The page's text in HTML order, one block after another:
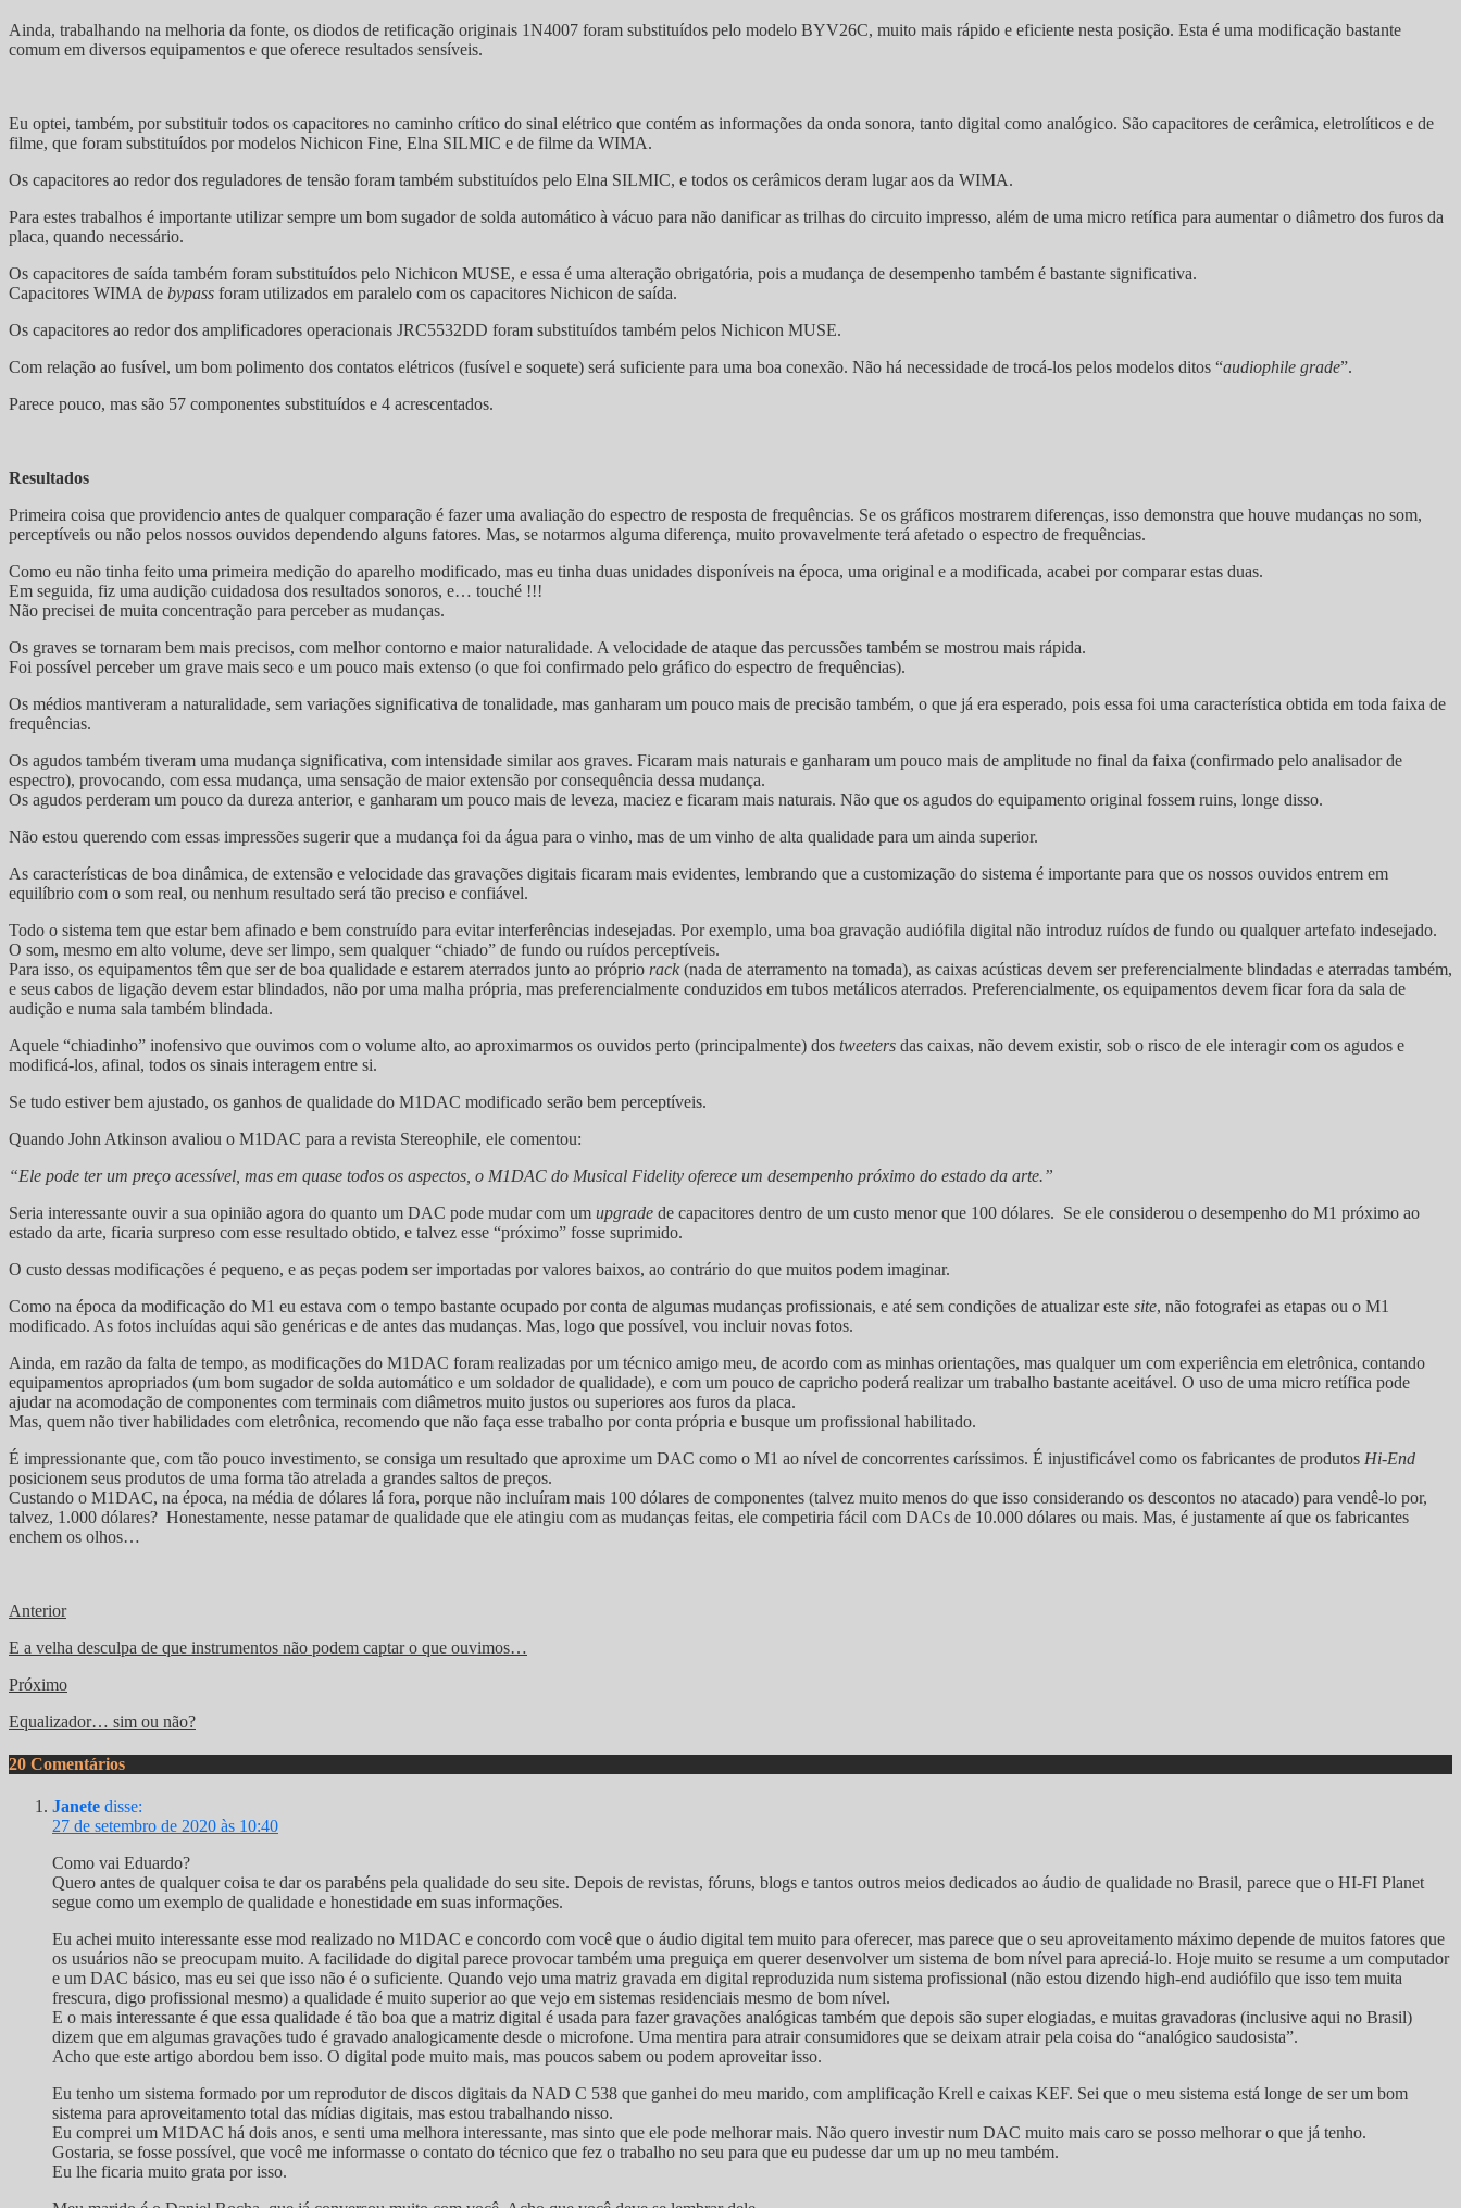
Ainda, trabalhando na melhoria da fonte, os diodos de retificação originais 1N4007 foram substituídos pelo modelo BYV26C, muito mais rápido e eficiente nesta posição. Esta é uma modificação bastante
comum em diversos equipamentos e que oferece resultados sensíveis.
Eu optei, também, por substituir todos os capacitores no caminho crítico do sinal elétrico que contém as informações da onda sonora, tanto digital como analógico. São capacitores de cerâmica, eletrolíticos e de
filme, que foram substituídos por modelos Nichicon Fine, Elna SILMIC e de filme da WIMA.
Os capacitores ao redor dos reguladores de tensão foram também substituídos pelo Elna SILMIC, e todos os cerâmicos deram lugar aos da WIMA.
Para estes trabalhos é importante utilizar sempre um bom sugador de solda automático à vácuo para não danificar as trilhas do circuito impresso, além de uma micro retífica para aumentar o diâmetro dos furos da
placa, quando necessário.
Os capacitores de saída também foram substituídos pelo Nichicon MUSE, e essa é uma alteração obrigatória, pois a mudança de desempenho também é bastante significativa.
Capacitores WIMA de bypass foram utilizados em paralelo com os capacitores Nichicon de saída.
Os capacitores ao redor dos amplificadores operacionais JRC5532DD foram substituídos também pelos Nichicon MUSE.
Com relação ao fusível, um bom polimento dos contatos elétricos (fusível e soquete) será suficiente para uma boa conexão. Não há necessidade de trocá-los pelos modelos ditos “audiophile grade”.
Parece pouco, mas são 57 componentes substituídos e 4 acrescentados.
Resultados
Primeira coisa que providencio antes de qualquer comparação é fazer uma avaliação do espectro de resposta de frequências. Se os gráficos mostrarem diferenças, isso demonstra que houve mudanças no som,
perceptíveis ou não pelos nossos ouvidos dependendo alguns fatores. Mas, se notarmos alguma diferença, muito provavelmente terá afetado o espectro de frequências.
Como eu não tinha feito uma primeira medição do aparelho modificado, mas eu tinha duas unidades disponíveis na época, uma original e a modificada, acabei por comparar estas duas.
Em seguida, fiz uma audição cuidadosa dos resultados sonoros, e… touché !!!
Não precisei de muita concentração para perceber as mudanças.
Os graves se tornaram bem mais precisos, com melhor contorno e maior naturalidade. A velocidade de ataque das percussões também se mostrou mais rápida.
Foi possível perceber um grave mais seco e um pouco mais extenso (o que foi confirmado pelo gráfico do espectro de frequências).
Os médios mantiveram a naturalidade, sem variações significativa de tonalidade, mas ganharam um pouco mais de precisão também, o que já era esperado, pois essa foi uma característica obtida em toda faixa de
frequências.
Os agudos também tiveram uma mudança significativa, com intensidade similar aos graves. Ficaram mais naturais e ganharam um pouco mais de amplitude no final da faixa (confirmado pelo analisador de
espectro), provocando, com essa mudança, uma sensação de maior extensão por consequência dessa mudança.
Os agudos perderam um pouco da dureza anterior, e ganharam um pouco mais de leveza, maciez e ficaram mais naturais. Não que os agudos do equipamento original fossem ruins, longe disso.
Não estou querendo com essas impressões sugerir que a mudança foi da água para o vinho, mas de um vinho de alta qualidade para um ainda superior.
As características de boa dinâmica, de extensão e velocidade das gravações digitais ficaram mais evidentes, lembrando que a customização do sistema é importante para que os nossos ouvidos entrem em
equilíbrio com o som real, ou nenhum resultado será tão preciso e confiável.
Todo o sistema tem que estar bem afinado e bem construído para evitar interferências indesejadas. Por exemplo, uma boa gravação audiófila digital não introduz ruídos de fundo ou qualquer artefato indesejado.
O som, mesmo em alto volume, deve ser limpo, sem qualquer “chiado” de fundo ou ruídos perceptíveis.
Para isso, os equipamentos têm que ser de boa qualidade e estarem aterrados junto ao próprio rack (nada de aterramento na tomada), as caixas acústicas devem ser preferencialmente blindadas e aterradas também,
e seus cabos de ligação devem estar blindados, não por uma malha própria, mas preferencialmente conduzidos em tubos metálicos aterrados. Preferencialmente, os equipamentos devem ficar fora da sala de
audição e numa sala também blindada.
Aquele “chiadinho” inofensivo que ouvimos com o volume alto, ao aproximarmos os ouvidos perto (principalmente) dos tweeters das caixas, não devem existir, sob o risco de ele interagir com os agudos e
modificá-los, afinal, todos os sinais interagem entre si.
Se tudo estiver bem ajustado, os ganhos de qualidade do M1DAC modificado serão bem perceptíveis.
Quando John Atkinson avaliou o M1DAC para a revista Stereophile, ele comentou:
“Ele pode ter um preço acessível, mas em quase todos os aspectos, o M1DAC do Musical Fidelity oferece um desempenho próximo do estado da arte.”
Seria interessante ouvir a sua opinião agora do quanto um DAC pode mudar com um upgrade de capacitores dentro de um custo menor que 100 dólares. Se ele considerou o desempenho do M1 próximo ao
estado da arte, ficaria surpreso com esse resultado obtido, e talvez esse “próximo” fosse suprimido.
O custo dessas modificações é pequeno, e as peças podem ser importadas por valores baixos, ao contrário do que muitos podem imaginar.
Como na época da modificação do M1 eu estava com o tempo bastante ocupado por conta de algumas mudanças profissionais, e até sem condições de atualizar este site, não fotografei as etapas ou o M1
modificado. As fotos incluídas aqui são genéricas e de antes das mudanças. Mas, logo que possível, vou incluir novas fotos.
Ainda, em razão da falta de tempo, as modificações do M1DAC foram realizadas por um técnico amigo meu, de acordo com as minhas orientações, mas qualquer um com experiência em eletrônica, contando
equipamentos apropriados (um bom sugador de solda automático e um soldador de qualidade), e com um pouco de capricho poderá realizar um trabalho bastante aceitável. O uso de uma micro retífica pode
ajudar na acomodação de componentes com terminais com diâmetros muito justos ou superiores aos furos da placa.
Mas, quem não tiver habilidades com eletrônica, recomendo que não faça esse trabalho por conta própria e busque um profissional habilitado.
É impressionante que, com tão pouco investimento, se consiga um resultado que aproxime um DAC como o M1 ao nível de concorrentes caríssimos. É injustificável como os fabricantes de produtos Hi-End
posicionem seus produtos de uma forma tão atrelada a grandes saltos de preços.
Custando o M1DAC, na época, na média de dólares lá fora, porque não incluíram mais 100 dólares de componentes (talvez muito menos do que isso considerando os descontos no atacado) para vendê-lo por,
talvez, 1.000 dólares? Honestamente, nesse patamar de qualidade que ele atingiu com as mudanças feitas, ele competiria fácil com DACs de 10.000 dólares ou mais. Mas, é justamente aí que os fabricantes
enchem os olhos…
Anterior
E a velha desculpa de que instrumentos não podem captar o que ouvimos…
Próximo
Equalizador… sim ou não?
20 Comentários
Janete disse:
27 de setembro de 2020 às 10:40
Como vai Eduardo?
Quero antes de qualquer coisa te dar os parabéns pela qualidade do seu site. Depois de revistas, fóruns, blogs e tantos outros meios dedicados ao áudio de qualidade no Brasil, parece que o HI-FI Planet
segue como um exemplo de qualidade e honestidade em suas informações.
Eu achei muito interessante esse mod realizado no M1DAC e concordo com você que o áudio digital tem muito para oferecer, mas parece que o seu aproveitamento máximo depende de muitos fatores que
os usuários não se preocupam muito. A facilidade do digital parece provocar também uma preguiça em querer desenvolver um sistema de bom nível para apreciá-lo. Hoje muito se resume a um computador
e um DAC básico, mas eu sei que isso não é o suficiente. Quando vejo uma matriz gravada em digital reproduzida num sistema profissional (não estou dizendo high-end audiófilo que isso tem muita
frescura, digo profissional mesmo) a qualidade é muito superior ao que vejo em sistemas residenciais mesmo de bom nível.
E o mais interessante é que essa qualidade é tão boa que a matriz digital é usada para fazer gravações analógicas também que depois são super elogiadas, e muitas gravadoras (inclusive aqui no Brasil)
dizem que em algumas gravações tudo é gravado analogicamente desde o microfone. Uma mentira para atrair consumidores que se deixam atrair pela coisa do “analógico saudosista”.
Acho que este artigo abordou bem isso. O digital pode muito mais, mas poucos sabem ou podem aproveitar isso.
Eu tenho um sistema formado por um reprodutor de discos digitais da NAD C 538 que ganhei do meu marido, com amplificação Krell e caixas KEF. Sei que o meu sistema está longe de ser um bom
sistema para aproveitamento total das mídias digitais, mas estou trabalhando nisso.
Eu comprei um M1DAC há dois anos, e senti uma melhora interessante, mas sinto que ele pode melhorar mais. Não quero investir num DAC muito mais caro se posso melhorar o que já tenho.
Gostaria, se fosse possível, que você me informasse o contato do técnico que fez o trabalho no seu para que eu pudesse dar um up no meu também.
Eu lhe ficaria muito grata por isso.